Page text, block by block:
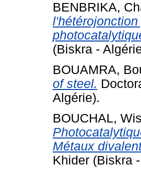
BENBRIKA,
(Biskra -
BOUAMRA,
of steel.
Algérie).
BOUCHAL,
Métaux
Khider (Biskra